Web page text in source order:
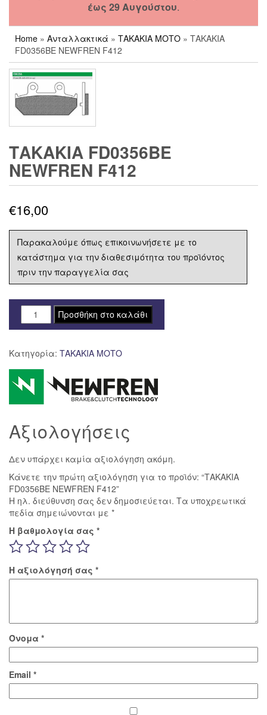
έως 29 Αυγούστου.
Home » Ανταλλακτικά » ΤΑΚΑΚΙΑ ΜΟΤΟ » ΤΑΚΑΚΙΑ
FD0356BE NEWFREN F412
ΤΑΚΑΚΙΑ FD0356BE
NEWFREN F412
€16,00
Παρακαλούμε όπως επικοινωνήσετε με το
κατάστημα για την διαθεσιμότητα του προϊόντος
πριν την παραγγελία σας
ΤΑΚΑΚΙΑ
FD0356BE
F412
ποσότητα
Προσθήκη στο καλάθι
Κατηγορία: ΤΑΚΑΚΙΑ ΜΟΤΟ
Αξιολογήσεις
Δεν υπάρχει καμία αξιολόγηση ακόμη.
Κάνετε την πρώτη αξιολόγηση για το προϊόν: “ΤΑΚΑΚΙΑ
FD0356BE NEWFREN F412”
Η ηλ. διεύθυνση σας δεν δημοσιεύεται. Τα υποχρεωτικά
πεδία σημειώνονται με *
Η βαθμολογία σας *
Η αξιολόγησή σας *
Όνομα *
Email *